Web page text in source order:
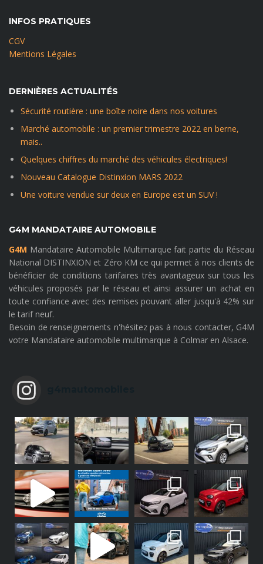
INFOS PRATIQUES
CGV
Mentions Légales
DERNIÈRES ACTUALITÉS
Sécurité routière : une boîte noire dans nos voitures
Marché automobile : un premier trimestre 2022 en berne,
mais..
Quelques chiffres du marché des véhicules électriques!
Nouveau Catalogue Distinxion MARS 2022
Une voiture vendue sur deux en Europe est un SUV !
G4M MANDATAIRE AUTOMOBILE
G4M Mandataire Automobile Multimarque fait partie du Réseau
National DISTINXION et Zéro KM ce qui permet à nos clients de
bénéficier de conditions tarifaires très avantageux sur tous les
véhicules proposés par le réseau et ainsi assurer un achat en
toute confiance avec des remises pouvant aller jusqu'à 42% sur
le tarif neuf.
Besoin de renseignements n'hésitez pas à nous contacter, G4M
votre Mandataire automobile multimarque à Colmar en Alsace.